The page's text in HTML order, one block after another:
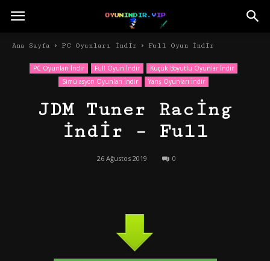
Ana Sayfa PC Oyunları İndir Full Oyun İndir
PC Oyunları İndir Full Oyun İndir
Küçük Boyutlu Oyunlar İndir
Simülasyon Oyunları İndir
Yarış Oyunları İndir
JDM Tuner Racing
İndir – Full
26 Ağustos 2019 0